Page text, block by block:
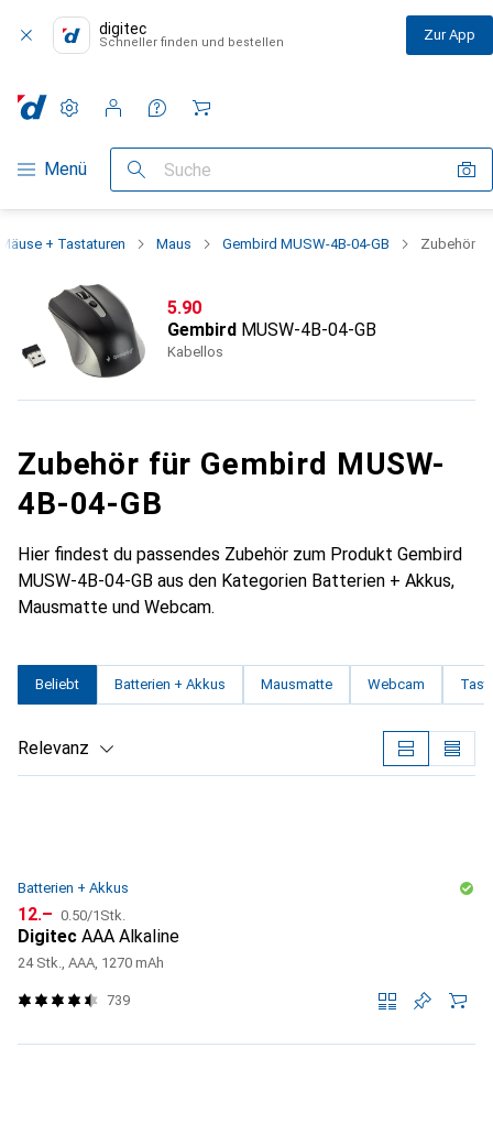
digitec
Schneller finden und bestellen Zur App
Navigation nach Kategorien
Menü Suche
Einstellungen
Kundenkonto
Vergleichslisten
Merklisten
Warenkorb
Mäuse + Tastaturen Maus Gembird MUSW-4B-04-GB Zubehör
CHF
5.90
Gembird MUSW-4B-04-GB
Kabellos
Zubehör für Gembird MUSW-
4B-04-GB
Hier findest du passendes Zubehör zum Produkt Gembird
MUSW-4B-04-GB aus den Kategorien Batterien + Akkus,
Mausmatte und Webcam.
Beliebt Batterien + Akkus Mausmatte Webcam
Relevanz
Batterien + Akkus
CHF
12.– CHF
0.50/1Stk.
Digitec AAA Alkaline
24 Stk., AAA, 1270 mAh
739